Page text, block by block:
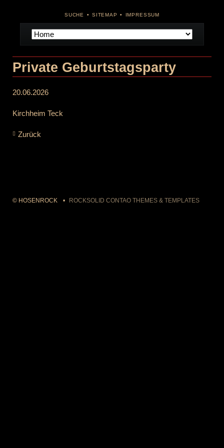
NAVIGATION
SUCHE SITEMAP IMPRESSUM
Navigation
überspringen
Private Geburtstagsparty
20.06.2026
Kirchheim Teck
Zurück
© HOSENROCK ROCKSOLID CONTAO THEMES & TEMPLATES